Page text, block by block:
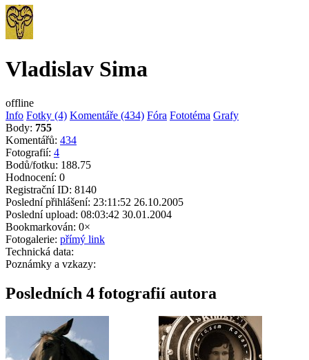
Vladislav Sima
offline
Info Fotky (4) Komentáře (434) Fóra Fototéma Grafy
Body: 755
Komentářů: 434
Fotografií: 4
Bodů/fotku: 188.75
Hodnocení: 0
Registrační ID: 8140
Poslední přihlášení: 23:11:52 26.10.2005
Poslední upload: 08:03:42 30.01.2004
Bookmarkován: 0×
Fotogalerie: přímý link
Technická data:
Poznámky a vzkazy:
Posledních 4 fotografií autora